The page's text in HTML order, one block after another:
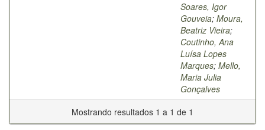
Soares, Igor
Gouveia; Moura,
Beatriz Vieira;
Coutinho, Ana
Luísa Lopes
Marques; Mello,
Maria Julia
Gonçalves
Mostrando resultados 1 a 1 de 1